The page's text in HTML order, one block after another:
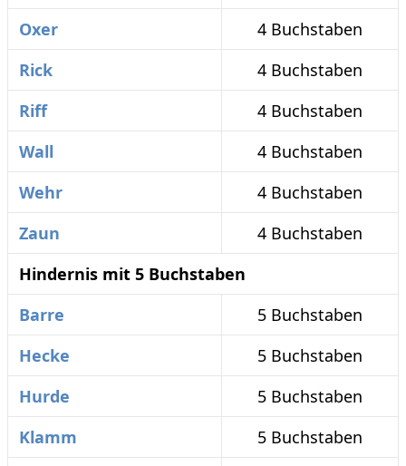
Oxer
4 Buchstaben
Rick
4 Buchstaben
Riff
4 Buchstaben
Wall
4 Buchstaben
Wehr
4 Buchstaben
Zaun
4 Buchstaben
Hindernis mit 5 Buchstaben
Barre
5 Buchstaben
Hecke
5 Buchstaben
Hurde
5 Buchstaben
Klamm
5 Buchstaben